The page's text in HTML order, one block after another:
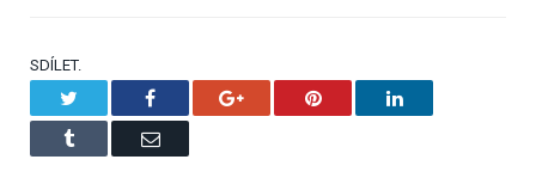
SDÍLET.
Facebook Google+ Pinterest LinkedIn
Tumblr Email